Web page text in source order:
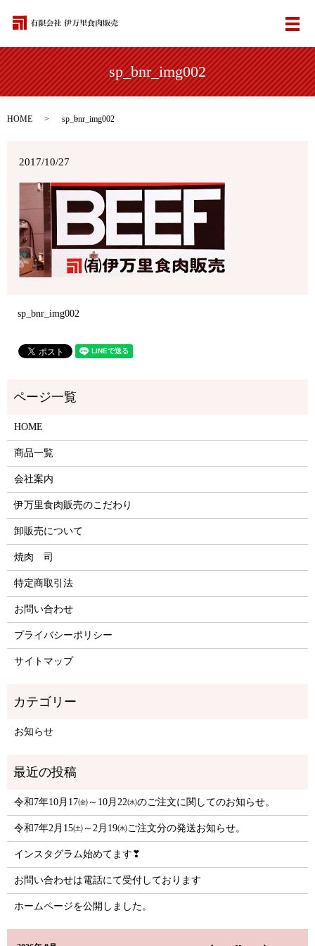
メ
sp_bnr_img002
HOME sp_bnr_img002
2017/10/27
sp_bnr_img002
HOME
商品一覧
会社案内
伊万里食肉販売のこだわり
卸販売について
焼肉 司
特定商取引法
お問い合わせ
プライバシーポリシー
サイトマップ
お知らせ
令和7年10月17㈮～10月22㈬のご注文に関してのお知らせ。
令和7年2月15㈯～2月19㈬ご注文分の発送お知らせ。
インスタグラム始めてます❣
お問い合わせは電話にて受付しております
ホームページを公開しました。